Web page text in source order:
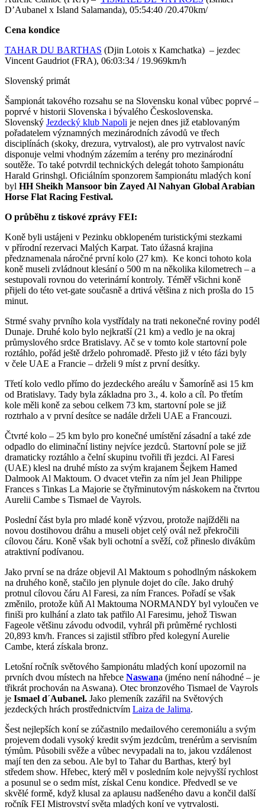
D’Aubanel x Island Salamanda), 05:54:40 /20.470km/
Cena kondice
TAHAR DU BARTHAS (Djin Lotois x Kamchatka) – jezdec
Vincent Gaudriot (FRA), 06:03:34 / 19.969km/h
Slovenský primát
Šampionát takového rozsahu se na Slovensku konal vůbec poprvé –
poprvé v historii Slovenska i bývalého Československa.
Slovenský Jezdecký klub Napoli je nejen dnes již etablovaným
pořadatelem významných mezinárodních závodů ve třech
disciplínách (skoky, drezura, vytrvalost), ale pro vytrvalost navíc
disponuje velmi vhodným zázemím a terény pro mezinárodní
soutěže. To také potvrdil technických delegát tohoto šampionátu
Harald Grinshgl. Oficiálním sponzorem šampionátu mladých koní
byl HH Sheikh Mansoor bin Zayed Al Nahyan Global Arabian
Horse Flat Racing Festival.
O průběhu z tiskové zprávy FEI:
Koně byli ustájeni v Pezinku obklopeném turistickými stezkami
v přírodní rezervaci Malých Karpat. Tato úžasná krajina
předznamenala náročné první kolo (27 km). Ke konci tohoto kola
koně museli zvládnout klesání o 500 m na několika kilometrech – a
sestupovali rovnou do veterinární kontroly. Téměř všichni koně
přijeli do této vet-gate současně a drtivá většina z nich prošla do 15
minut.
Strmé svahy prvního kola vystřídaly na trati nekonečné roviny podél
Dunaje. Druhé kolo bylo nejkratší (21 km) a vedlo je na okraj
průmyslového srdce Bratislavy. Ač se v tomto kole startovní pole
roztáhlo, pořád ještě drželo pohromadě. Přesto již v této fázi byly
v čele UAE a Francie – drželi 9 míst z první desítky.
Třetí kolo vedlo přímo do jezdeckého areálu v Šamoríně asi 15 km
od Bratislavy. Tady byla základna pro 3., 4. kolo a cíl. Po třetím
kole měli koně za sebou celkem 73 km, startovní pole se již
roztrhalo a v první desítce se nadále drželi UAE a Francouzi.
Čtvrté kolo – 25 km bylo pro konečné umístění zásadní a také zde
odpadlo do eliminační listiny nejvíce jezdců. Startovní pole se již
dramaticky roztáhlo a čelní skupinu tvořili tři jezdci. Al Faresi
(UAE) klesl na druhé místo za svým krajanem Šejkem Hamed
Dalmook Al Maktoum. O dvacet vteřin za ním jel Jean Philippe
Frances s Tinkas La Majorie se čtyřminutovým náskokem na čtvrtou
Aurelii Cambe s Tismael de Vayrols.
Poslední část byla pro mladé koně výzvou, protože najížděli na
novou dostihovou dráhu a museli objet celý ovál než překročili
cílovou čáru. Koně však byli ochotní a svěží, což přineslo divákům
atraktivní podívanou.
Jako první se na dráze objevil Al Maktoum s pohodlným náskokem
na druhého koně, stačilo jen plynule dojet do cíle. Jako druhý
protnul cílovou čáru Al Faresi, za ním Frances. Pořadí se však
změnilo, protože kůň Al Maktouma NORMANDY byl vyloučen ve
finiši pro kulhání a zlato tak patřilo Al Faresimu, jehož Tiswan
Fageole většinu závodu odvodil, vyhrál při průměrné rychlosti
20,893 km/h. Frances si zajistil stříbro před kolegyní Aurelie
Cambe, která získala bronz.
Letošní ročník světového šampionátu mladých koní upozornil na
prvních dvou místech na hřebce Naswana (jméno není náhodné – je
třikrát prochován na Aswana). Otec bronzového Tismael de Vayrols
je Ismael d´Aubanel. Jako plemeník zazářil na Světových
jezdeckých hrách prostřednictvím Laiza de Jalima.
Šest nejlepších koní se zúčastnilo medailového ceremoniálu a svým
projevem dodali vysoký kredit svým jezdcům, trenérům a servisním
týmům. Působili svěže a vůbec nevypadali na to, jakou vzdálenost
mají ten den za sebou. Ale byl to Tahar du Barthas, který byl
středem show. Hřebec, který měl v posledním kole nejvyšší rychlost
a posunul se o sedm míst, získal Cenu kondice. Předvedl se ve
skvělé formě, když klusal za aplausu nadšeného davu a končil další
ročník FEI Mistrovství světa mladých koní ve vytrvalosti.